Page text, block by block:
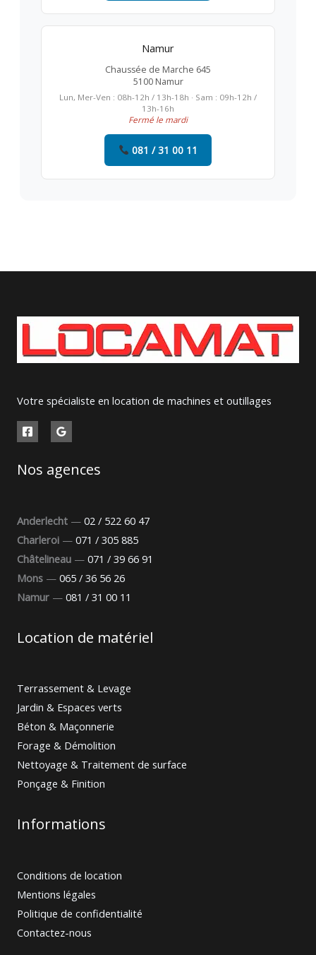
Namur
Chaussée de Marche 645
5100 Namur
Lun, Mer-Ven : 08h-12h / 13h-18h · Sam : 09h-12h /
13h-16h
Fermé le mardi
081 / 31 00 11
Votre spécialiste en location de machines et outillages
Nos agences
Anderlecht — 02 / 522 60 47
Charleroi — 071 / 305 885
Châtelineau — 071 / 39 66 91
Mons — 065 / 36 56 26
Namur — 081 / 31 00 11
Location de matériel
Terrassement & Levage
Jardin & Espaces verts
Béton & Maçonnerie
Forage & Démolition
Nettoyage & Traitement de surface
Ponçage & Finition
Informations
Conditions de location
Mentions légales
Politique de confidentialité
Contactez-nous